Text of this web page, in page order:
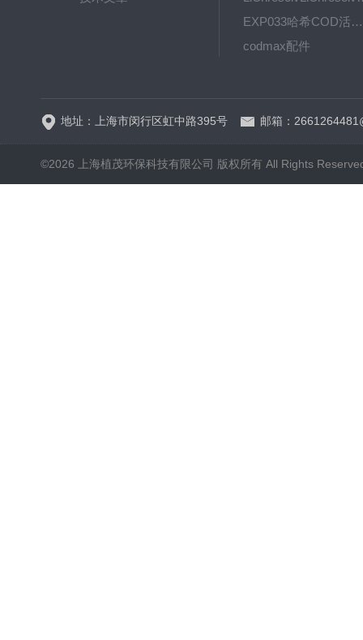
EXP033哈希COD活塞泵价格 EXP033
codmax配件
地址：上海市闵行区虹中路395号 邮箱：
©2026 上海植茂环保科技有限公司 版权所有 All Rights